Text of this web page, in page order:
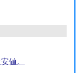
値。